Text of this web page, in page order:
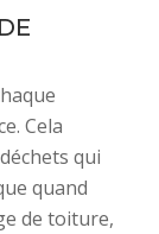
Cela
qui
quand
de toiture,